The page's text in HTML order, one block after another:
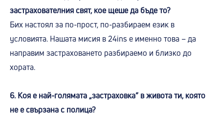
застрахователния свят, кое щеше да бъде то?
Бих настоял за по-прост, по-разбираем език в
условията. Нашата мисия в 24ins е именно това – да
направим застраховането разбираемо и близко до
хората.
6. Коя е най-голямата „застраховка“ в живота ти, която
не е свързана с полица?